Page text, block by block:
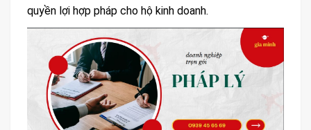
quyền lợi hợp pháp cho hộ kinh doanh.